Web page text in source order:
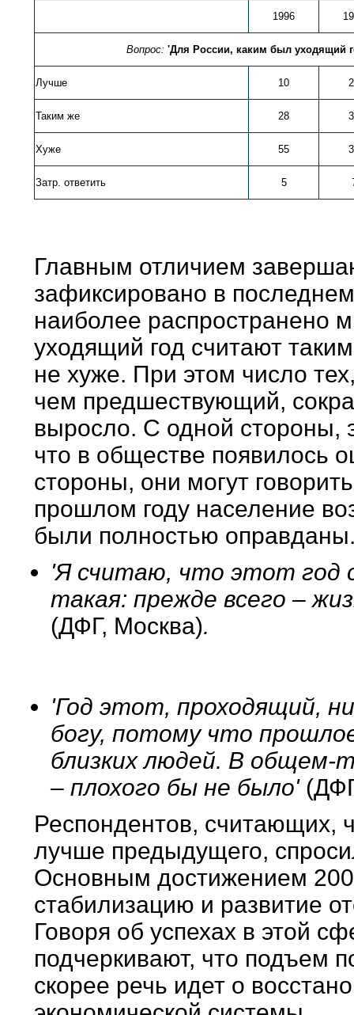
1996
Вопрос: 'Для России, каким был уходящий
Лучше 10
Таким же 28
Хуже 55
Затр. ответить 5
Главным отличием
зафиксировано в
наиболее распространено
уходящий год считают
не хуже. При этом число
чем предшествующий,
выросло. С одной стороны,
что в обществе появилось
стороны, они могут
прошлом году население
были полностью
'Я считаю, что этот год
такая: прежде всего –
(ДФГ, Москва).
'Год этот, проходящий,
богу, потому что
близких людей. В общем-
– плохого бы не было'
Респондентов, считающих,
лучше предыдущего,
Основным достижением
стабилизацию и развитие
Говоря об успехах в этой
подчеркивают, что подъем
скорее речь идет о